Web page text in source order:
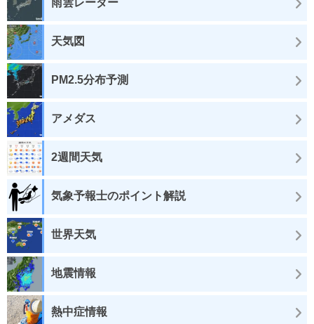
天気図
PM2.5分布予測
アメダス
2週間天気
気象予報士のポイント解説
世界天気
地震情報
熱中症情報